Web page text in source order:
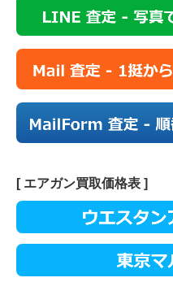
[ エアガン買取価格表 ]